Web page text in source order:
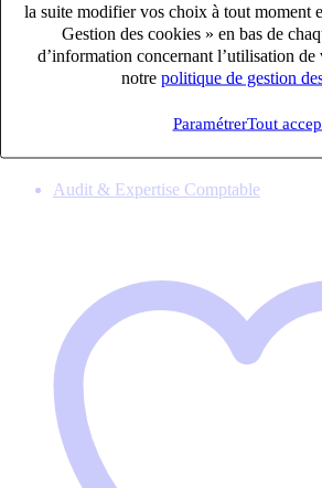
la suite modifier vos choix à tout moment
Gestion des cookies » en bas de
d’information concernant l’utilisation de
notre politique de gestion
ParamétrerTout
Chef de mission expertise (H/F)
CDI
Vannes, Morbihan (56100)
Audit & Expertise Comptable